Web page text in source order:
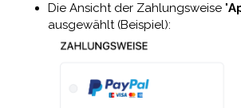
Die Ansicht der Zahlungsweise "
ausgewählt (Beispiel):